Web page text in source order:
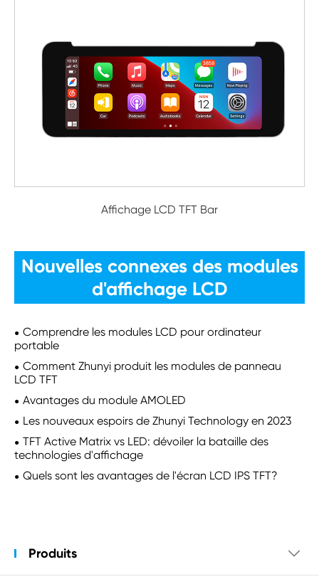
Affichage LCD TFT Bar
Nouvelles connexes des modules
d'affichage LCD
Comprendre les modules LCD pour ordinateur
portable
Comment Zhunyi produit les modules de panneau
LCD TFT
Avantages du module AMOLED
Les nouveaux espoirs de Zhunyi Technology en 2023
TFT Active Matrix vs LED: dévoiler la bataille des
technologies d'affichage
Quels sont les avantages de l'écran LCD IPS TFT?
Produits 